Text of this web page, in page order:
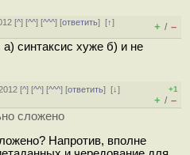
[^] [^^] [^^^] [ответить][↑]
+ / –
синтаксис хуже б) и не
[^] [^^] [^^^] [ответить][↓]
+1
+ / –
сложено
Напротив, вполне